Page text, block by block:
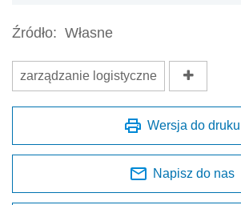
Źródło: Własne
zarządzanie logistyczne
Wersja do druku
Napisz do nas